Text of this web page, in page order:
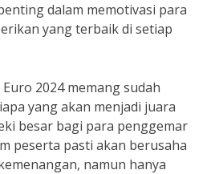
dalam memotivasi para
yang terbaik di setiap
2024 memang sudah
yang akan menjadi juara
besar bagi para penggemar
peserta pasti akan berusaha
namun hanya